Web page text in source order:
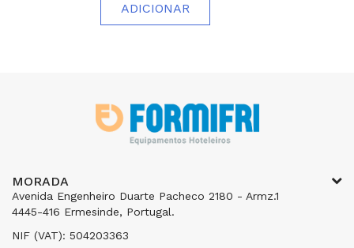
ADICIONAR
MORADA
Avenida Engenheiro Duarte Pacheco 2180 - Armz.1
4445-416 Ermesinde, Portugal.
NIF (VAT): 504203363